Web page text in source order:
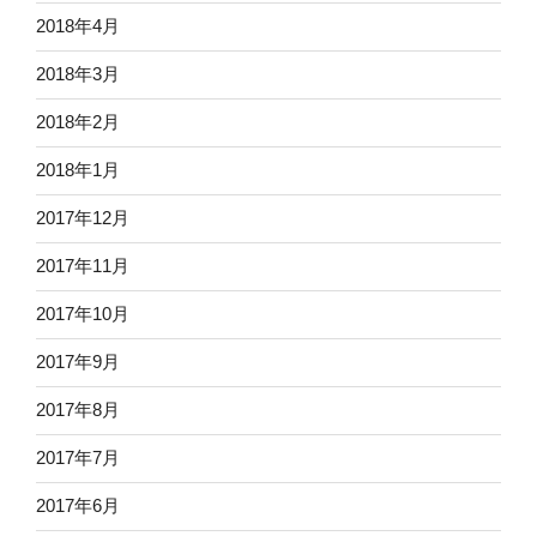
2018年4月
2018年3月
2018年2月
2018年1月
2017年12月
2017年11月
2017年10月
2017年9月
2017年8月
2017年7月
2017年6月